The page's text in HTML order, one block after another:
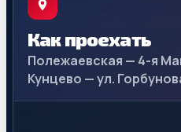
Как проехать
Полежаевская — 4-я
Кунцево — ул.